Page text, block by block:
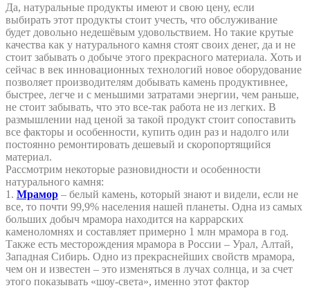
Да, натуральные продукты имеют и свою цену, если
выбирать этот продукты стоит учесть, что обслуживание
будет довольно недешёвым удовольствием. Но такие крутые
качества как у натурального камня стоят своих денег, да и не
стоит забывать о добыче этого прекрасного материала. Хоть и
сейчас в век инновационных технологий новое оборудование
позволяет производителям добывать камень продуктивнее,
быстрее, легче и с меньшими затратами энергии, чем раньше,
не стоит забывать, что это все-так работа не из легких. В
размышлении над ценой за такой продукт стоит сопоставить
все факторы и особенности, купить один раз и надолго или
постоянно ремонтировать дешевый и скоропортящийся
материал.
Рассмотрим некоторые разновидности и особенности
натурального камня:
1. Мрамор – белый камень, который знают и видели, если не
все, то почти 99,9% населения нашей планеты. Одна из самых
больших добыч мрамора находится на каррарских
каменоломнях и составляет примерно 1 млн мрамора в год.
Также есть месторождения мрамора в России – Урал, Алтай,
Западная Сибирь. Одно из прекраснейших свойств мрамора,
чем он и известен – это изменяться в лучах солнца, и за счет
этого показывать «шоу-света», именно этот фактор